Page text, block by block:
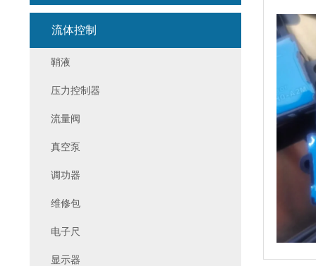
流体控制
鞘液
压力控制器
流量阀
真空泵
调功器
维修包
电子尺
显示器